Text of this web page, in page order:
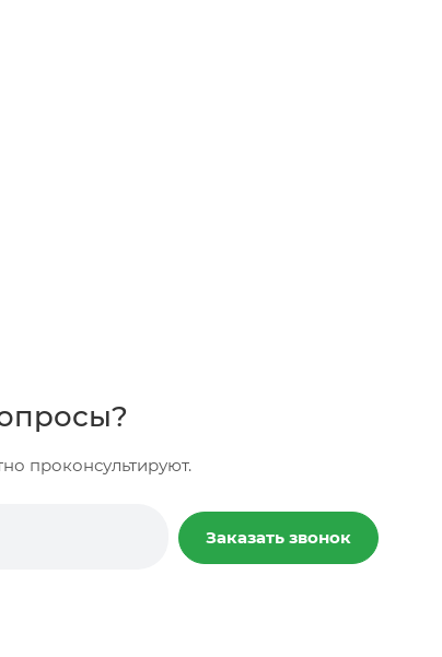
проконсультируют.
Заказать звонок